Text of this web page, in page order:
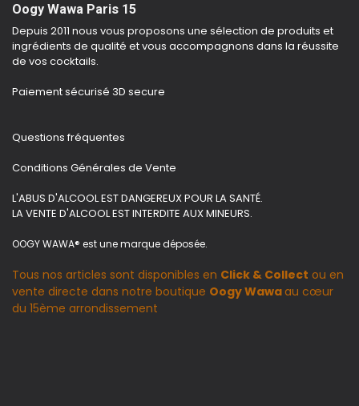
Oogy Wawa Paris 15
Depuis 2011 nous vous proposons une sélection de produits et
ingrédients de qualité et vous accompagnons dans la réussite
de vos cocktails.
Paiement sécurisé 3D secure
Questions fréquentes
Conditions Générales de Vente
L'ABUS D'ALCOOL EST DANGEREUX POUR LA SANTÉ.
LA VENTE D'ALCOOL EST INTERDITE AUX MINEURS.
OOGY WAWA® est une marque déposée.
Tous nos articles sont disponibles en Click & Collect ou en
vente directe dans notre boutique Oogy Wawaau cœur
du 15ème arrondissement